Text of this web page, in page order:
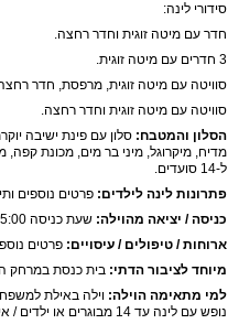
סידורי לינה:
חדר עם מיטה זוגית וחדר רחצה.
3 חדרים עם מיטה זוגית.
סוויטה עם מיטה זוגית, מרפסת, חדר
סוויטה עם מיטה זוגית וחדר רחצה.
הסלון והמטבח:
מדיח, מיקרוגל, מיני בר מים, מכונת
ל-14 סועדים.
פתרונות לינה לילדים:פרטים נוספים
כניסה / יציאה מהוילה: שעת כניסה 15:00, שעת יציאה 11:00.
ארוחות / טיפולים / עיסויים: פרטים
מיוחד לציבור הדתי: בית כנסת במרחק
למי מתאימה הוילה: וילה באילת
נופש עם לינה עד 14 מבוגרים או ילדים / אירועים עד 20 איש.